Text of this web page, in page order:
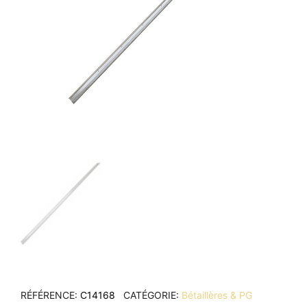
RÉFÉRENCE C14168 CATÉGORIE Bétaillères & PG